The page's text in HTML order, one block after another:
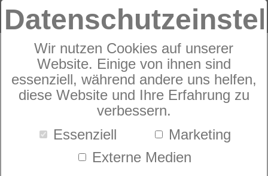
Wir nutzen Cookies auf unserer
Website. Einige von ihnen sind
essenziell, während andere uns helfen,
diese Website und Ihre Erfahrung zu
verbessern.
Essenziell
Marketing
Externe Medien
Pronto Costa Superio